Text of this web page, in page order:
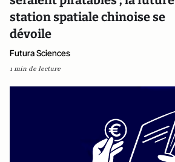
station spatiale chinoise se
dévoile
Futura Sciences
1 min de lecture